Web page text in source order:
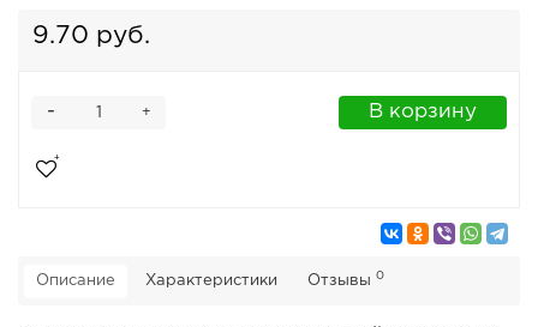
9.70 руб.
+
- В корзину
Описание Характеристики Отзывы 0